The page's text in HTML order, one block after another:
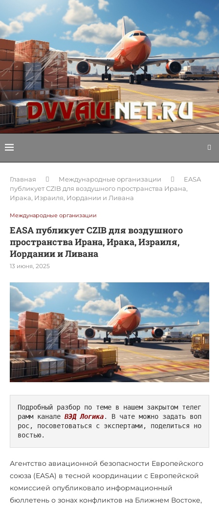
Главная Международные организации
EASA
публикует CZIB для воздушного пространства Ирана,
Ирака, Израиля, Иордании и Ливана
Международные организации
EASA публикует CZIB для воздушного
пространства Ирана, Ирака, Израиля,
Иордании и Ливана
13 июня, 2025
Подробный разбор по теме в нашем закрытом телег
рамм канале ВЭД Логика. В чате можно задать воп
рос, посоветоваться с экспертами, поделиться но
востью.
Агентство авиационной безопасности Европейского
союза (EASA) в тесной координации с Европейской
комиссией опубликовало информационный
бюллетень о зонах конфликтов на Ближнем Востоке,